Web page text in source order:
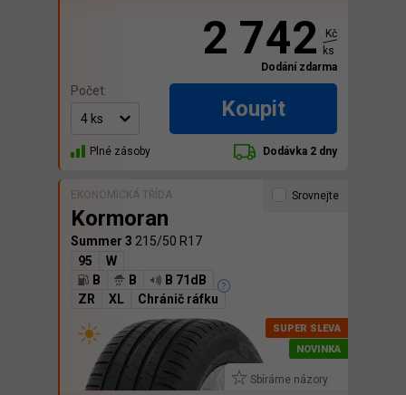
2 742
Kč
ks
Dodání zdarma
Počet:
Koupit
Plné zásoby Dodávka 2 dny
EKONOMICKÁ TŘÍDA
Kormoran
Summer 3 215/50 R17
95
W
B
B
B 71dB
ZR
XL Chránič ráfku
Sbíráme názory.
Srovnejte